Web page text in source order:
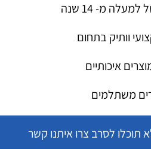
מ- 14 שנה
וותיק בתחום
איכותיים
משתלמים
לסרב צרו איתנו קשר